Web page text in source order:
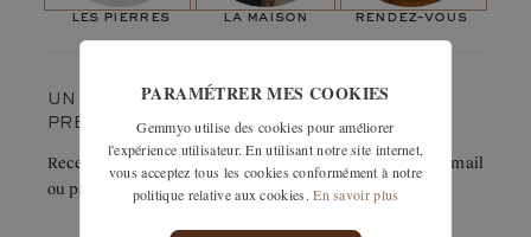
Pierres de pavage
Nombre de pierres : 2
les pierres la maison rendez-vous
UN COUP DE CŒUR ? GARDEZ-LE
PRÉCIEUSEMENT.
Recevez immédiatement le détail de cette création par e-mail
ou partagez-la facilement avec un proche.
PARAMÉTRER MES COOKIES
Gemmyo utilise des cookies pour améliorer
l'expérience utilisateur. En utilisant notre site internet,
vous acceptez tous les cookies conformément à notre
politique relative aux cookies. En savoir plus